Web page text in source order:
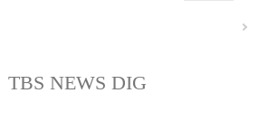
TBS NEWS DIG